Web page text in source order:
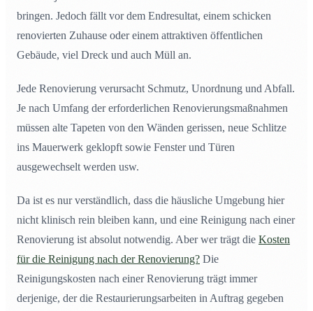
bringen. Jedoch fällt vor dem Endresultat, einem schicken
renovierten Zuhause oder einem attraktiven öffentlichen
Gebäude, viel Dreck und auch Müll an.
Jede Renovierung verursacht Schmutz, Unordnung und Abfall.
Je nach Umfang der erforderlichen Renovierungsmaßnahmen
müssen alte Tapeten von den Wänden gerissen, neue Schlitze
ins Mauerwerk geklopft sowie Fenster und Türen
ausgewechselt werden usw.
Da ist es nur verständlich, dass die häusliche Umgebung hier
nicht klinisch rein bleiben kann, und eine Reinigung nach einer
Renovierung ist absolut notwendig. Aber wer trägt die Kosten
für die Reinigung nach der Renovierung? Die
Reinigungskosten nach einer Renovierung trägt immer
derjenige, der die Restaurierungsarbeiten in Auftrag gegeben